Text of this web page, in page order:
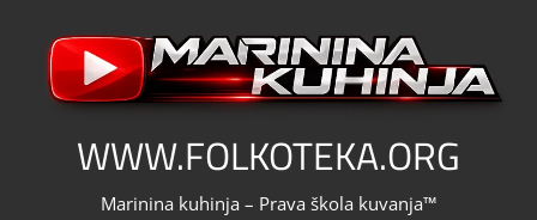
content
WWW.FOLKOTEKA.ORG
Marinina kuhinja – Prava škola kuvanja™